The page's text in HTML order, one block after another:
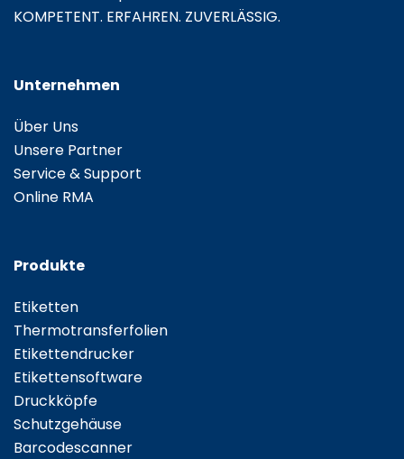
KOMPETENT. ERFAHREN. ZUVERLÄSSIG.
Unternehmen
Über Uns
Unsere Partner
Service & Support
Online RMA
Produkte
Etiketten
Thermotransferfolien
Etikettendrucker
Etikettensoftware
Druckköpfe
Schutzgehäuse
Barcodescanner